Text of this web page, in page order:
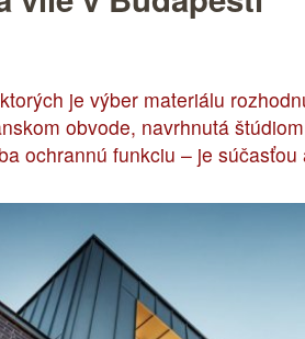
je výber materiálu
obvode, navrhnutá
ochrannú funkciu – je